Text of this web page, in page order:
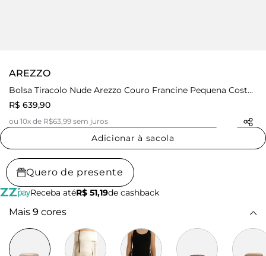
AREZZO
Bolsa Tiracolo Nude Arezzo Couro Francine Pequena Costuras
R$ 639,90
ou 10x de R$63,99 sem juros
Adicionar à sacola
Quero de presente
Receba atéR$ 51,19de cashback
Mais 9 cores